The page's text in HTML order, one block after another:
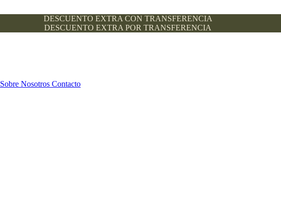
DESCUENTO EXTRA CON TRANSFERENCIA
DESCUENTO EXTRA POR TRANSFERENCIA
Sobre Nosotros Contacto